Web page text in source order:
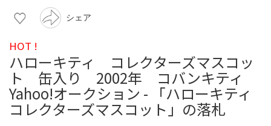
シェア
HOT !
ハローキティ コレクターズマスコッ
ト 缶入り 2002年 コバンキティ
Yahoo!オークション - 「ハローキティ
コレクターズマスコット」の落札